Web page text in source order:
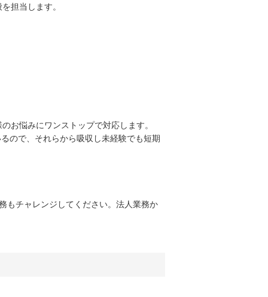
担当します。
お悩みにワンストップで対応します。
ので、それらから吸収し未経験でも短期
もチャレンジしてください。法人業務か